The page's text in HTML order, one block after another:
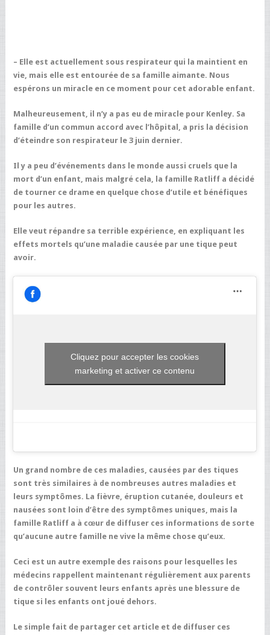
– Elle est actuellement sous respirateur qui la maintient en
vie, mais elle est entourée de sa famille aimante. Nous
espérons un miracle en ce moment pour cet adorable enfant.
Malheureusement, il n’y a pas eu de miracle pour Kenley. Sa
famille d’un commun accord avec l’hôpital, a pris la décision
d’éteindre son respirateur le 3 juin dernier.
Il y a peu d’événements dans le monde aussi cruels que la
mort d’un enfant, mais malgré cela, la famille Ratliff a décidé
de tourner ce drame en quelque chose d’utile et bénéfiques
pour les autres.
Elle veut répandre sa terrible expérience, en expliquant les
effets mortels qu’une maladie causée par une tique peut
avoir.
Cliquez pour accepter les cookies
marketing et activer ce contenu
Un grand nombre de ces maladies, causées par des tiques
sont très similaires à de nombreuses autres maladies et
leurs symptômes. La fièvre, éruption cutanée, douleurs et
nausées sont loin d’être des symptômes uniques, mais la
famille Ratliff a à cœur de diffuser ces informations de sorte
qu’aucune autre famille ne vive la même chose qu’eux.
Ceci est un autre exemple des raisons pour lesquelles les
médecins rappellent maintenant régulièrement aux parents
de contrôler souvent leurs enfants après une blessure de
tique si les enfants ont joué dehors.
Le simple fait de partager cet article et de diffuser ces